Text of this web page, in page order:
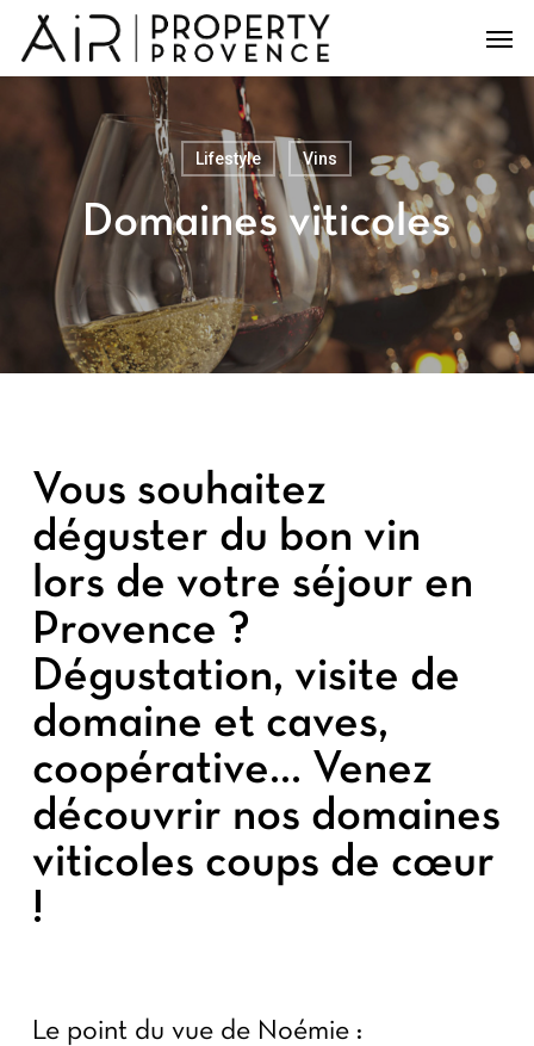
main
Lifestyle Vins
Domaines viticoles
Vous souhaitez
déguster du bon vin
lors de votre séjour en
Provence ?
Dégustation, visite de
domaine et caves,
coopérative… Venez
découvrir nos domaines
viticoles coups de cœur
!
Le point du vue de Noémie :